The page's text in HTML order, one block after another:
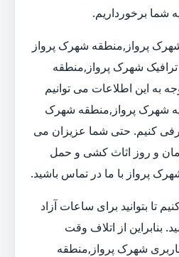
شما برخورداریم.
پرواز,منطقه شهرک پرواز
ترافیک شهرک پرواز,منطقه
به این اطلاعات می توانیم
شهرک پرواز,منطقه شهرک
کنیم. حتی شما عزیزان می
زمان و روز اثاث کشی و حمل
پرواز با ما در تماس باشید.
تا بتوانید برای ساعات آزاد
بنابراین از اتلاف وقت
شهرک پرواز,منطقه